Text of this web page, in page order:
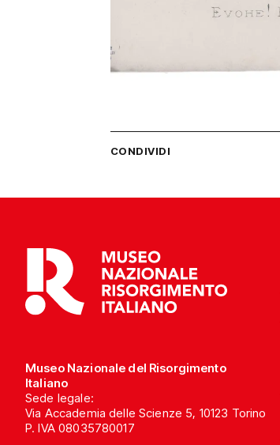
CONDIVIDI
Museo Nazionale del Risorgimento
Italiano
Sede legale:
Via Accademia delle Scienze 5, 10123 Torino
P. IVA 08035780017